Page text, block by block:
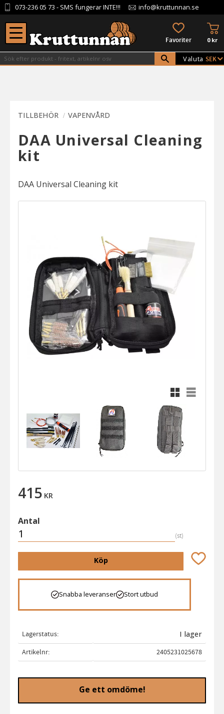
Meny
073-236 05 73 - SMS fungerar INTE!!! info@kruttunnan.se
FAVORITER 0kr
Valuta
TILLBEHÖR VAPENVÅRD
DAA Universal Cleaning
kit
DAA Universal Cleaning kit
Rutnätsvy
Listvy
415 KR
Antal
st
Köp Lägg till
Snabba leveranser Stort utbud
Lagerstatus
I lager
Artikelnr
2405231025678
Ge ett omdöme!